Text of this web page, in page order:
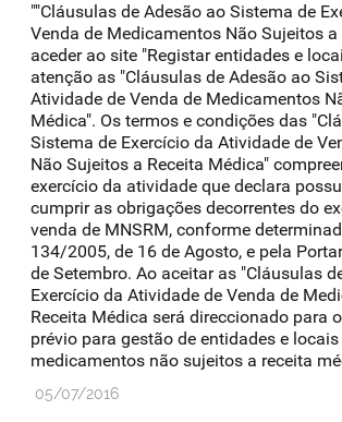
""Cláusulas de Adesão ao Sistema de
Venda de Medicamentos Não Sujeitos a
aceder ao site "Registar entidades e
atenção as "Cláusulas de Adesão ao
Atividade de Venda de Medicamentos
Médica". Os termos e condições das
Sistema de Exercício da Atividade de
Não Sujeitos a Receita Médica"
exercício da atividade que declara
cumprir as obrigações decorrentes do
venda de MNSRM, conforme
134/2005, de 16 de Agosto, e pela
de Setembro. Ao aceitar as "Cláusulas
Exercício da Atividade de Venda de
Receita Médica será direccionado para
prévio para gestão de entidades e
medicamentos não sujeitos a receita
05/07/2016